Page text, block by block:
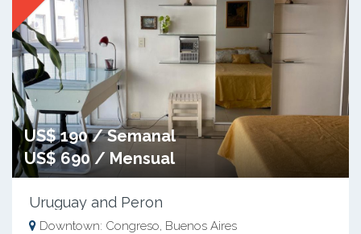
US$ 190 / Semanal
US$ 690 / Mensual
Uruguay and Peron
Downtown: Congreso, Buenos Aires